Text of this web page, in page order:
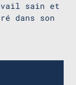
sain et
dans son